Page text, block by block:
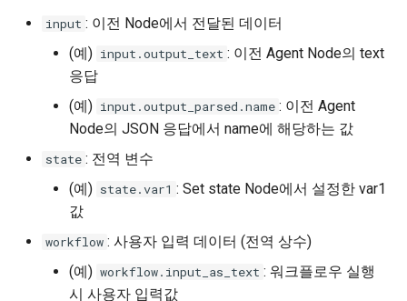
input : 이전 Node에서 전달된 데이터
(예) input.output_text : 이전 Agent Node의 text
응답
(예) input.output_parsed.name : 이전 Agent
Node의 JSON 응답에서 name에 해당하는 값
state : 전역 변수
(예) state.var1 : Set state Node에서 설정한 var1
값
workflow : 사용자 입력 데이터 (전역 상수)
(예) workflow.input_as_text : 워크플로우 실행
시 사용자 입력값